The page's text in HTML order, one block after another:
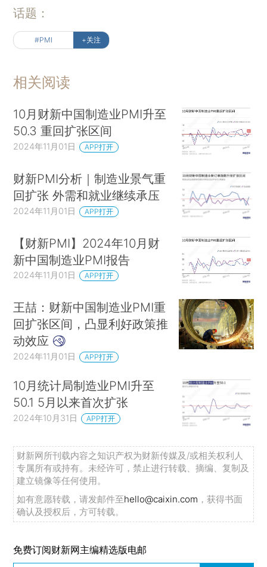
话题：
#PMI +关注
相关阅读
10月财新中国制造业PMI升至
50.3 重回扩张区间
2024年11月01日 APP打开
财新PMI分析｜制造业景气重
回扩张 外需和就业继续承压
2024年11月01日 APP打开
【财新PMI】2024年10月财
新中国制造业PMI报告
2024年11月01日 APP打开
王喆：财新中国制造业PMI重
回扩张区间，凸显利好政策推
动效应
2024年11月01日 APP打开
10月统计局制造业PMI升至
50.1 5月以来首次扩张
2024年10月31日 APP打开
财新网所刊载内容之知识产权为财新传媒及/或相关权利人
专属所有或持有。未经许可，禁止进行转载、摘编、复制及
建立镜像等任何使用。
如有意愿转载，请发邮件至hello@caixin.com ，获得书面
确认及授权后，方可转载。
免费订阅财新网主编精选版电邮